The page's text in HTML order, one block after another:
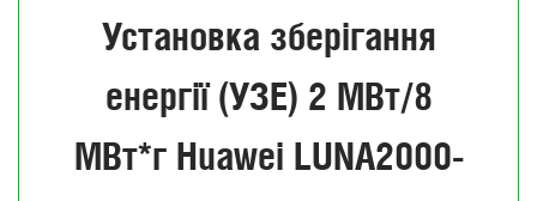
Установка зберігання
енергії (УЗЕ) 2 МВт/8
МВт*г Huawei LUNA2000-